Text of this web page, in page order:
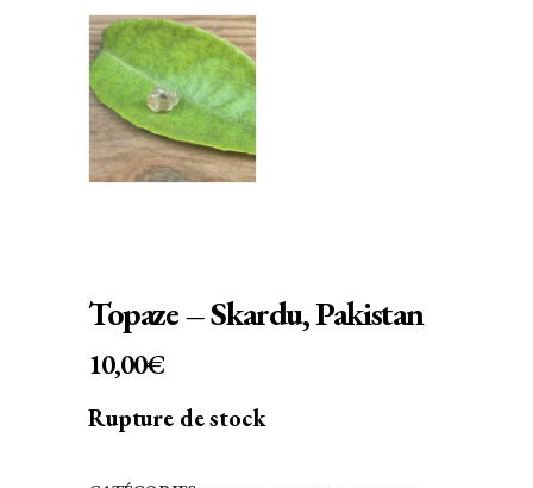
Topaze – Skardu, Pakistan
10,00€
Rupture de stock